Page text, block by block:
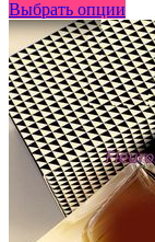
Выбрать опции